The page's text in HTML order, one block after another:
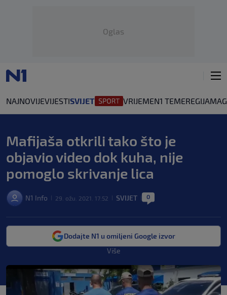
Oglas
NAJNOVIJEVIJESTISVIJET VRIJEMEN1 TEMEREGIJA
Mafijaša otkrili tako što je
objavio video dok kuha, nije
pomoglo skrivanje lica
N1 Info 29. ožu. 2021. 17:52 SVIJET 0
Dodajte N1 u omiljeni Google izvor
Više